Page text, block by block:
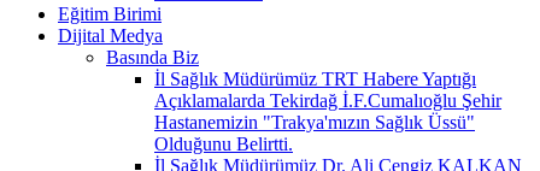
Eğitim Birimi
Dijital Medya
Basında Biz
İl Sağlık Müdürümüz TRT Habere Yaptığı
Açıklamalarda Tekirdağ İ.F.Cumalıoğlu Şehir
Hastanemizin "Trakya'mızın Sağlık Üssü"
Olduğunu Belirtti.
İl Sağlık Müdürümüz Dr. Ali Cengiz KALKAN